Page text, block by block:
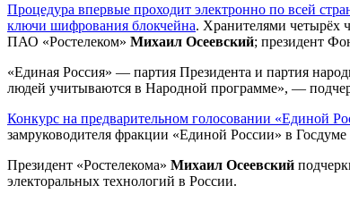
Процедура впервые проходит электронно по всей
ключи шифрования блокчейна. Хранителями четырёх
ПАО «Ростелеком» Михаил Осеевский; президент
«Единая Россия» — партия Президента и партия
людей учитываются в Народной программе», —
Конкурс на предварительном голосовании «Единой
замруководителя фракции «Единой России» в Госдуме
Президент «Ростелекома» Михаил Осеевский
электоральных технологий в России.